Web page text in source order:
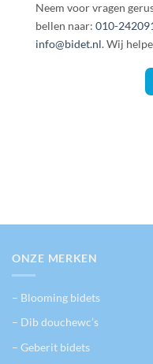
Neem voor vragen
bellen naar: 010-
info@bidet.nl. Wij
ONZE MERKEN
– Blooming bidets
– Dib douchewc’s
– Geberit bidets